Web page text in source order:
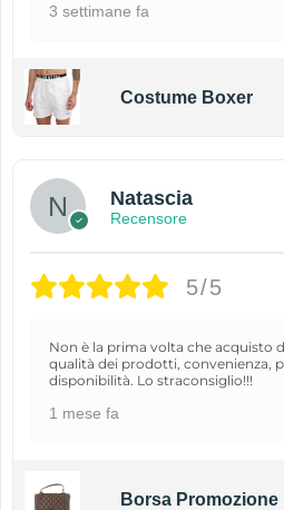
3 settimane fa
Costume Boxer
Natascia
Recensore
5/5
Non è la prima volta che acquisto
qualità dei prodotti, convenienza,
disponibilità. Lo straconsiglio!!!
1 mese fa
Borsa Promozione